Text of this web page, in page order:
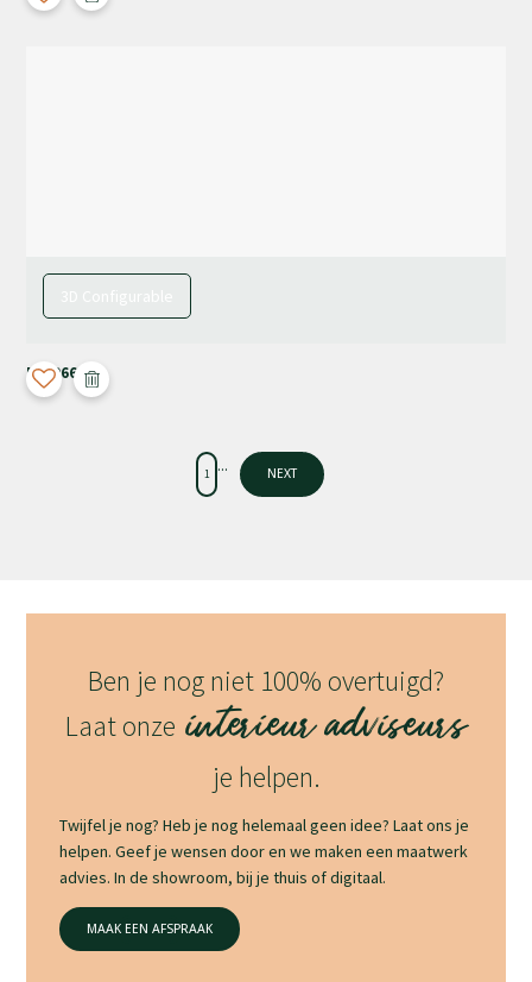
M-4066
1 ... NEXT
Ben je nog niet 100% overtuigd?
Laat onzeinterieur adviseurs
je helpen.
Twijfel je nog? Heb je nog helemaal geen idee? Laat ons je
helpen. Geef je wensen door en we maken een maatwerk
advies. In de showroom, bij je thuis of digitaal.
MAAK EEN AFSPRAAK